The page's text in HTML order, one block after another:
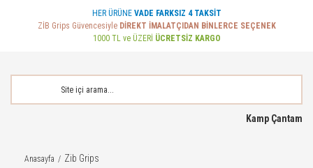
HER ÜRÜNE VADE FARKSIZ 4 TAKSİT
ZİB Grips Güvencesiyle DİREKT İMALATÇIDAN BİNLERCE SEÇENEK
1000 TL ve ÜZERİ ÜCRETSİZ KARGO
Kamp Çantam
Anasayfa Zib Grips